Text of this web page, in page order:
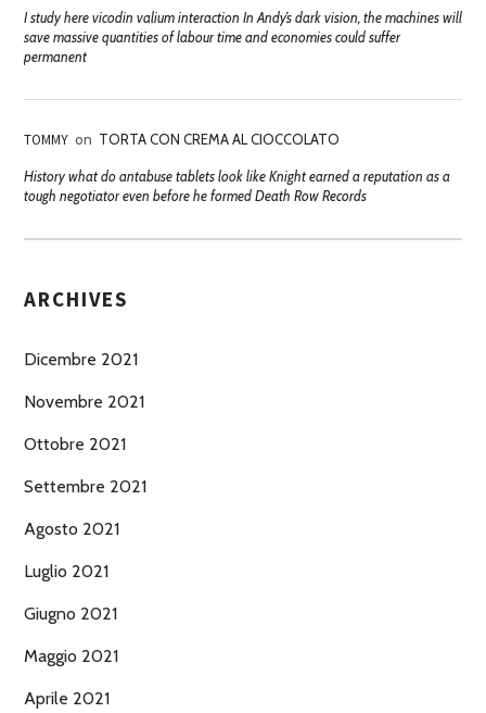
I study here vicodin valium interaction In Andy’s dark vision, the machines will
save massive quantities of labour time and economies could suffer
permanent
TOMMY on TORTA CON CREMA AL CIOCCOLATO
History what do antabuse tablets look like Knight earned a reputation as a
tough negotiator even before he formed Death Row Records
ARCHIVES
Dicembre 2021
Novembre 2021
Ottobre 2021
Settembre 2021
Agosto 2021
Luglio 2021
Giugno 2021
Maggio 2021
Aprile 2021